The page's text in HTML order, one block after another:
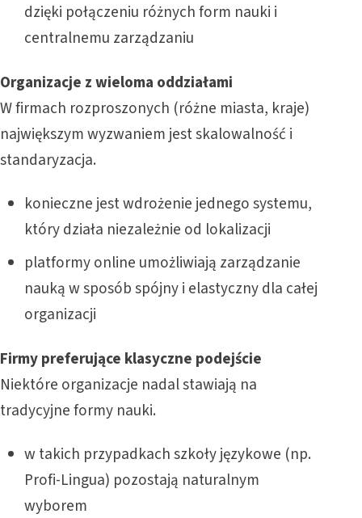
dzięki połączeniu różnych form nauki i
centralnemu zarządzaniu
Organizacje z wieloma oddziałami
W firmach rozproszonych (różne miasta, kraje)
największym wyzwaniem jest skalowalność i
standaryzacja.
konieczne jest wdrożenie jednego systemu,
który działa niezależnie od lokalizacji
platformy online umożliwiają zarządzanie
nauką w sposób spójny i elastyczny dla całej
organizacji
Firmy preferujące klasyczne podejście
Niektóre organizacje nadal stawiają na
tradycyjne formy nauki.
w takich przypadkach szkoły językowe (np.
Profi-Lingua) pozostają naturalnym
wyborem